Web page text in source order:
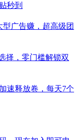
秒到
型广告赚，超高级团
择，零门槛解锁双
速释放卷，每天7个